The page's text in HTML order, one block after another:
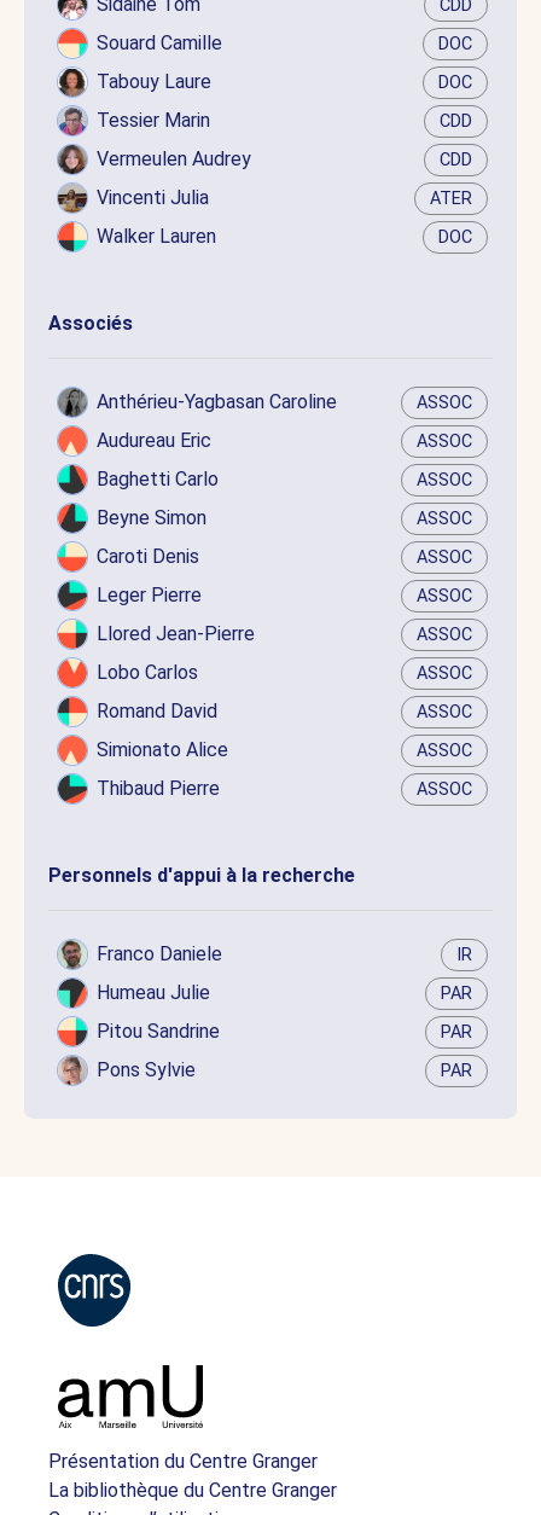
CDD
Souard Camille DOC
Tabouy Laure DOC
Tessier Marin CDD
Vermeulen Audrey CDD
Vincenti Julia ATER
Walker Lauren DOC
Associés
Anthérieu-Yagbasan Caroline ASSOC
Audureau Eric ASSOC
Baghetti Carlo ASSOC
Beyne Simon ASSOC
Caroti Denis ASSOC
Leger Pierre ASSOC
Llored Jean-Pierre ASSOC
Lobo Carlos ASSOC
Romand David ASSOC
Simionato Alice ASSOC
Thibaud Pierre ASSOC
Personnels d'appui à la recherche
Franco Daniele IR
Humeau Julie PAR
Pitou Sandrine PAR
Pons Sylvie PAR
Présentation du Centre Granger
La bibliothèque du Centre Granger